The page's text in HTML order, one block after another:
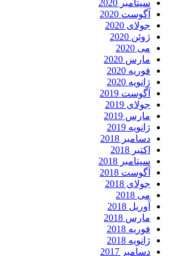
سپتامبر 2020
آگوست 2020
جولای 2020
ژوئن 2020
می 2020
مارس 2020
فوریه 2020
ژانویه 2020
آگوست 2019
جولای 2019
مارس 2019
ژانویه 2019
دسامبر 2018
اکتبر 2018
سپتامبر 2018
آگوست 2018
جولای 2018
می 2018
آوریل 2018
مارس 2018
فوریه 2018
ژانویه 2018
دسامبر 2017